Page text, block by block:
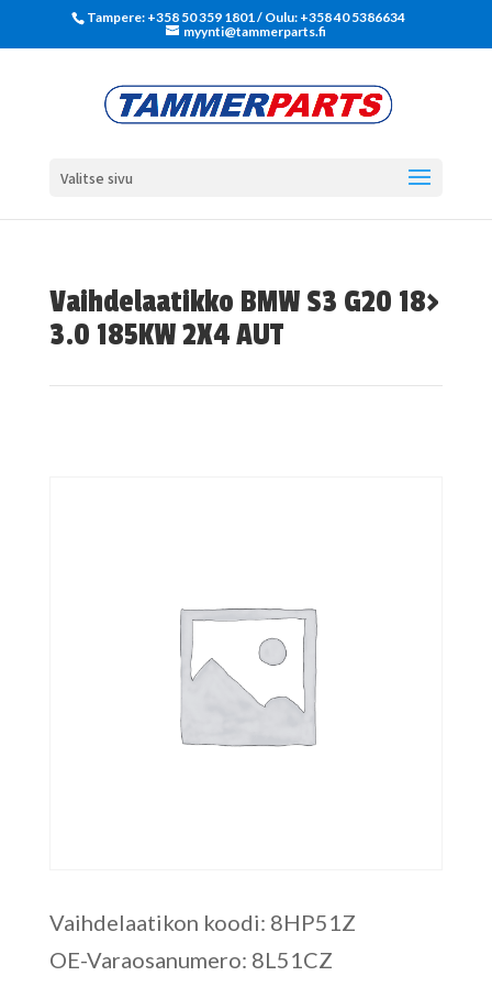
Tampere: +358 50 359 1801‬ / Oulu: +358 40 5386634
myynti@tammerparts.fi
Valitse sivu
Vaihdelaatikko BMW S3 G20 18>
3.0 185KW 2X4 AUT
Vaihdelaatikon koodi: 8HP51Z
OE-Varaosanumero: 8L51CZ